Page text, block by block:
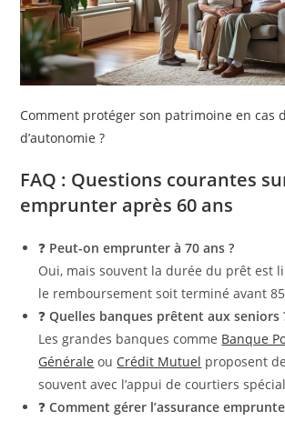
Comment protéger son patrimoine en cas
d’autonomie ?
FAQ : Questions courantes
emprunter après 60 ans
❓ Peut-on emprunter à 70 ans ?
Oui, mais souvent la durée du prêt est
le remboursement soit terminé avant
❓Quelles banques prêtent aux seniors
Les grandes banques comme Banque
Générale ou Crédit Mutuel proposent
souvent avec l’appui de courtiers
❓Comment gérer l’assurance